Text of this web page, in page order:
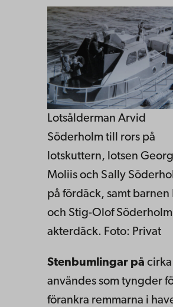
Lotsålderman Arvid
Söderholm till rors på
lotskuttern, lotsen Georg
Moliis och Sally
på fördäck, samt barnen
och Stig-Olof
akterdäck. Foto: Privat
Stenbumlingar på
användes som tyngder
förankra remmarna i